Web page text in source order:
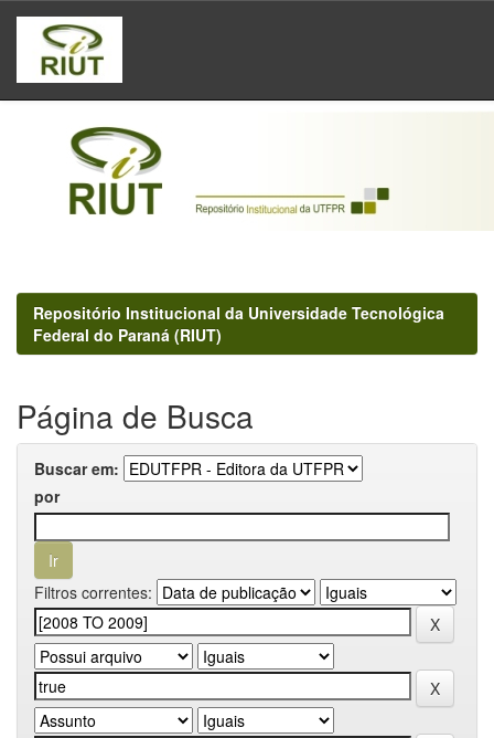
Skip
navigation
Repositório Institucional da Universidade Tecnológica
Federal do Paraná (RIUT)
Página de Busca
Buscar em:
por
Filtros correntes: